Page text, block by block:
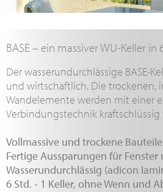
BASE – ein massiver WU-Keller in
Der wasserundurchlässige BASE-
und wirtschaftlich. Die trockenen,
Wandelemente werden mit einer
Verbindungstechnik kraftschlüssig
Vollmassive und trockene Bauteile
Fertige Aussparungen für Fenster
Wasserundurchlässig (adicon
6 Std. - 1 Keller, ohne Wenn und